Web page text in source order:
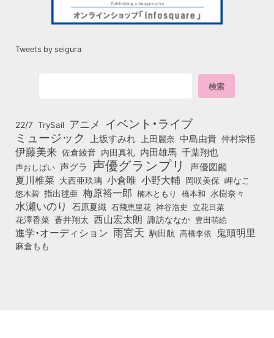
Tweets by seigura
22/7 TrySail アニメ イベント・ライブ
ミュージック 上坂すみれ 上田麗奈 中島由貴 仲村宗悟
伊藤美来 佐倉綾音 内田真礼 内田雄馬 千葉翔也
声おしばい 声グラ 声優グランプリ 声優図鑑
夏川椎菜 大西亜玖璃 小倉唯 小野大輔 岡咲美保 岬なこ
悠木碧 指出毬亜 梅原裕一郎 楠木ともり 橋本和 水樹奈々
水瀬いのり 石原夏織 石飛恵里花 神谷浩史 立花日菜
花澤香菜 蒼井翔太 西山宏太朗 諏訪ななか 豊田萌絵
進学・オーディション 雨宮天 駒田航 高橋李依 鬼頭明里
麻倉もも